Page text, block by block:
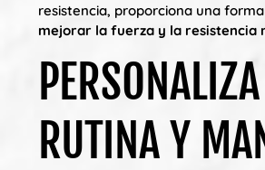
resistencia, proporciona una
mejorar la fuerza y la resistencia
RUTINA Y